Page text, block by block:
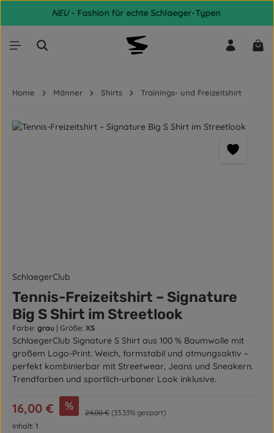
Zum Hauptinhalt springen
NEU- Fashion für echte Schlaeger-Typen
Home Männer Shirts Trainings- und Freizeitshirt
Bildergalerie überspringen
SchlaegerClub
Tennis-Freizeitshirt – Signature
Big S Shirt im Streetlook
Farbe: grau | Größe: XS
SchlaegerClub Signature S Shirt aus 100 % Baumwolle mit
großem Logo-Print. Weich, formstabil und atmungsaktiv –
perfekt kombinierbar mit Streetwear, Jeans und Sneakern.
Trendfarben und sportlich-urbaner Look inklusive.
Verkaufspreis:
16,00 € % Regulärer Preis:
24,00 € (33.33% gespart)
Inhalt: 1